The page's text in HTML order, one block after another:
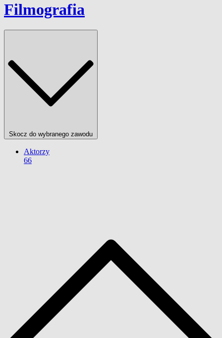
Filmografia
Skocz do wybranego zawodu
Aktorzy
66